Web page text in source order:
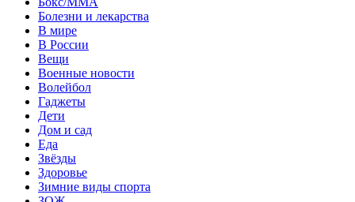
Болезни и лекарства
В мире
В России
Вещи
Военные новости
Волейбол
Гаджеты
Дети
Дом и сад
Еда
Звёзды
Здоровье
Зимние виды спорта